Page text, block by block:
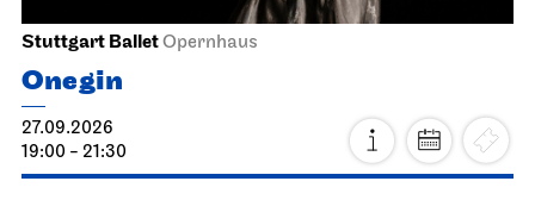
Stuttgart BalletOpernhaus
Onegin
27.09.2026
19:00 - 21:30